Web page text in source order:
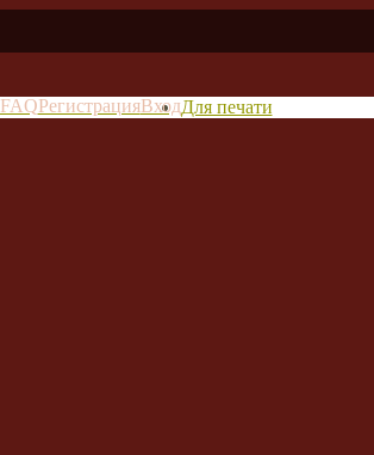
FAQРегистрацияВходДля печати